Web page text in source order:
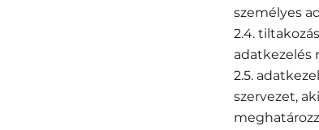
személyes
2.4.
adatkezelés
2.5.
szervezet,